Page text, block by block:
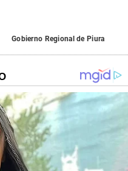
Gobierno Regional de Piura